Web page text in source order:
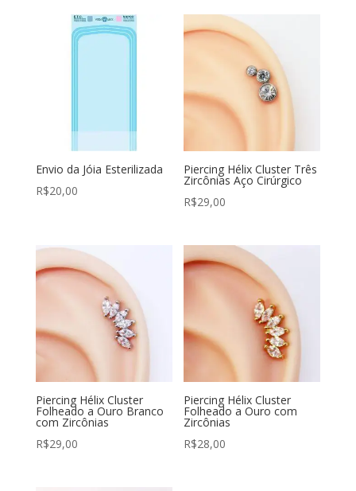
Envio da Jóia Esterilizada
R$20,00
Piercing Hélix Cluster Três
Zircônias Aço Cirúrgico
R$29,00
Piercing Hélix Cluster
Folheado a Ouro Branco
com Zircônias
R$29,00
Piercing Hélix Cluster
Folheado a Ouro com
Zircônias
R$28,00